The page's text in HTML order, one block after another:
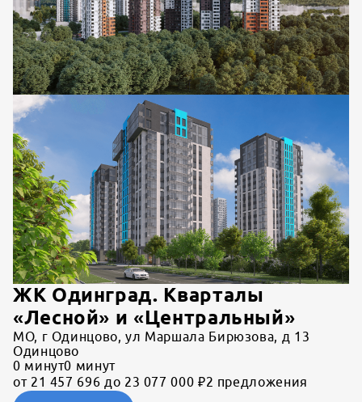
ЖК Одинград. Кварталы
«Лесной» и «Центральный»
МО, г Одинцово, ул Маршала Бирюзова, д 13
Одинцово
0 минут0 минут
от 21 457 696 до 23 077 000 ₽2 предложения